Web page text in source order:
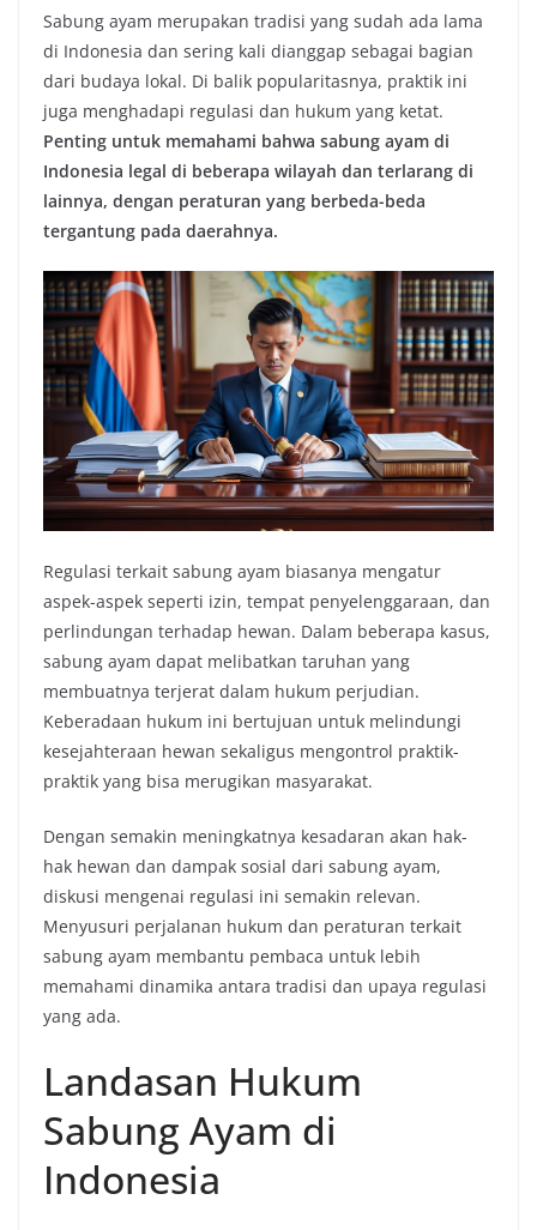
Sabung ayam merupakan tradisi yang sudah ada lama
di Indonesia dan sering kali dianggap sebagai bagian
dari budaya lokal. Di balik popularitasnya, praktik ini
juga menghadapi regulasi dan hukum yang ketat.
Penting untuk memahami bahwa sabung ayam di
Indonesia legal di beberapa wilayah dan terlarang di
lainnya, dengan peraturan yang berbeda-beda
tergantung pada daerahnya.
Regulasi terkait sabung ayam biasanya mengatur
aspek-aspek seperti izin, tempat penyelenggaraan, dan
perlindungan terhadap hewan. Dalam beberapa kasus,
sabung ayam dapat melibatkan taruhan yang
membuatnya terjerat dalam hukum perjudian.
Keberadaan hukum ini bertujuan untuk melindungi
kesejahteraan hewan sekaligus mengontrol praktik-
praktik yang bisa merugikan masyarakat.
Dengan semakin meningkatnya kesadaran akan hak-
hak hewan dan dampak sosial dari sabung ayam,
diskusi mengenai regulasi ini semakin relevan.
Menyusuri perjalanan hukum dan peraturan terkait
sabung ayam membantu pembaca untuk lebih
memahami dinamika antara tradisi dan upaya regulasi
yang ada.
Landasan Hukum
Sabung Ayam di
Indonesia